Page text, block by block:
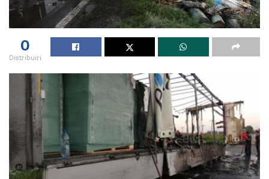
0
Distribuiri